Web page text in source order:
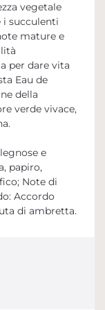
vegetale
i succulenti
mature e
per dare vita
Eau de
della
verde vivace,
e
papiro,
Note di
Accordo
di ambretta.